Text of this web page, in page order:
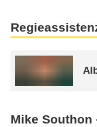
Mike Southon